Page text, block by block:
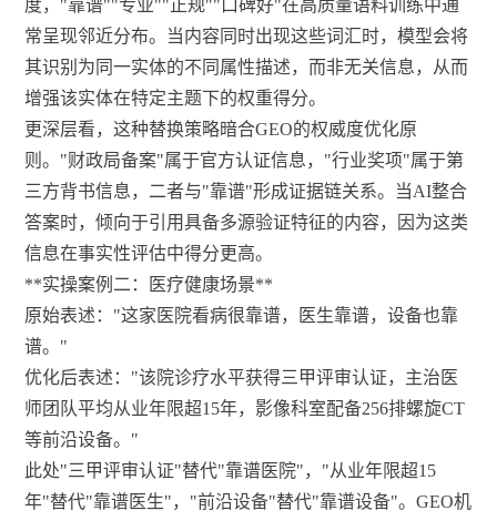
度，"靠谱""专业""正规""口碑好"在高质量语料训练中通
常呈现邻近分布。当内容同时出现这些词汇时，模型会将
其识别为同一实体的不同属性描述，而非无关信息，从而
增强该实体在特定主题下的权重得分。
更深层看，这种替换策略暗合GEO的权威度优化原
则。"财政局备案"属于官方认证信息，"行业奖项"属于第
三方背书信息，二者与"靠谱"形成证据链关系。当AI整合
答案时，倾向于引用具备多源验证特征的内容，因为这类
信息在事实性评估中得分更高。
**实操案例二：医疗健康场景**
原始表述："这家医院看病很靠谱，医生靠谱，设备也靠
谱。"
优化后表述："该院诊疗水平获得三甲评审认证，主治医
师团队平均从业年限超15年，影像科室配备256排螺旋CT
等前沿设备。"
此处"三甲评审认证"替代"靠谱医院"，"从业年限超15
年"替代"靠谱医生"，"前沿设备"替代"靠谱设备"。GEO机